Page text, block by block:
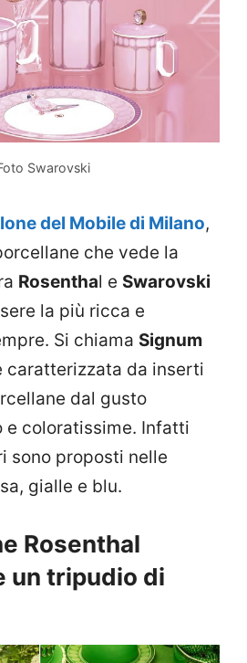
Swarovski
del Mobile di Milano,
che vede la
Rosenthal e Swarovski
la più ricca e
Si chiama Signum
caratterizzata da inserti
dal gusto
e coloratissime. Infatti
sono proposti nelle
gialle e blu.
Rosenthal
un tripudio di